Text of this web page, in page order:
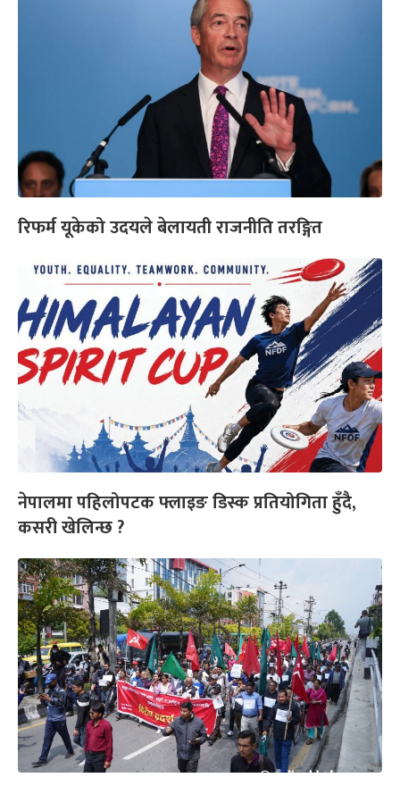
रिफर्म यूकेको उदयले बेलायती राजनीति तरङ्गित
नेपालमा पहिलोपटक फ्लाइङ डिस्क प्रतियोगिता हुँदै,
कसरी खेलिन्छ ?